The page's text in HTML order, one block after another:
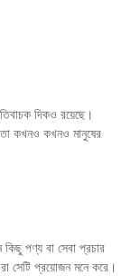
দিকও রয়েছে।
তা কখনও কখনও মানুষের
কিছু পণ্য বা সেবা প্রচার
সেটি প্রয়োজন মনে করে।